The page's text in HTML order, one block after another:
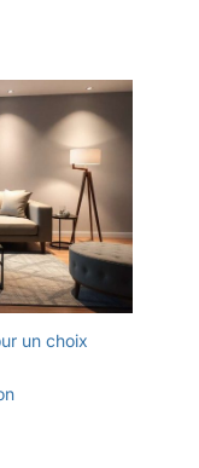
un choix